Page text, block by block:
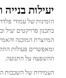
יעילות
הזמינות של עמודי
בתכנון פרויקטים יעיל
המיוצרת המוכנה
ומאפשרים פעולות
ההשפעה על התנועה.
העמידות של השכבות